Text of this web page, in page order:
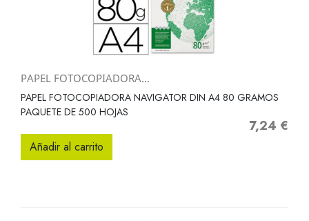
PAPEL FOTOCOPIADORA...
PAPEL FOTOCOPIADORA NAVIGATOR DIN A4 80 GRAMOS
PAQUETE DE 500 HOJAS
Precio
7,24 €
Añadir al carrito